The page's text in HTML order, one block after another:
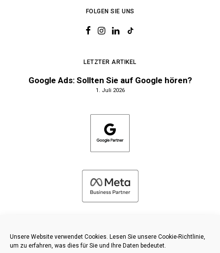
Unsere Website verwendet Cookies. Lesen Sie unsere Cookie-Richtlinie,
um zu erfahren, was dies für Sie und Ihre Daten bedeutet.
FOLGEN SIE UNS
LETZTER ARTIKEL
Google Ads: Sollten Sie auf Google hören?
1. Juli 2026